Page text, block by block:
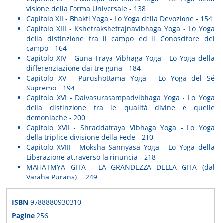
visione della Forma Universale - 138
Capitolo XII - Bhakti Yoga - Lo Yoga della Devozione - 154
Capitolo XIII - Kshetrakshetrajnavibhaga Yoga - Lo Yoga
della distinzione tra il campo ed il Conoscitore del
campo - 164
Capitolo XIV - Guna Traya Vibhaga Yoga - Lo Yoga della
differenziazione dai tre guna - 184
Capitolo XV - Purushottama Yoga - Lo Yoga del Sé
Supremo - 194
Capitolo XVI - Daivasurasampadvibhaga Yoga - Lo Yoga
della distinzione tra le qualità divine e quelle
demoniache - 200
Capitolo XVII - Shraddatraya Vibhaga Yoga - Lo Yoga
della triplice divisione della Fede - 210
Capitolo XVIII - Moksha Sannyasa Yoga - Lo Yoga della
Liberazione attraverso la rinuncia - 218
MAHATMYA GITA - LA GRANDEZZA DELLA GITA (dal
Varaha Purana) - 249
ISBN9788880930310
Pagine256